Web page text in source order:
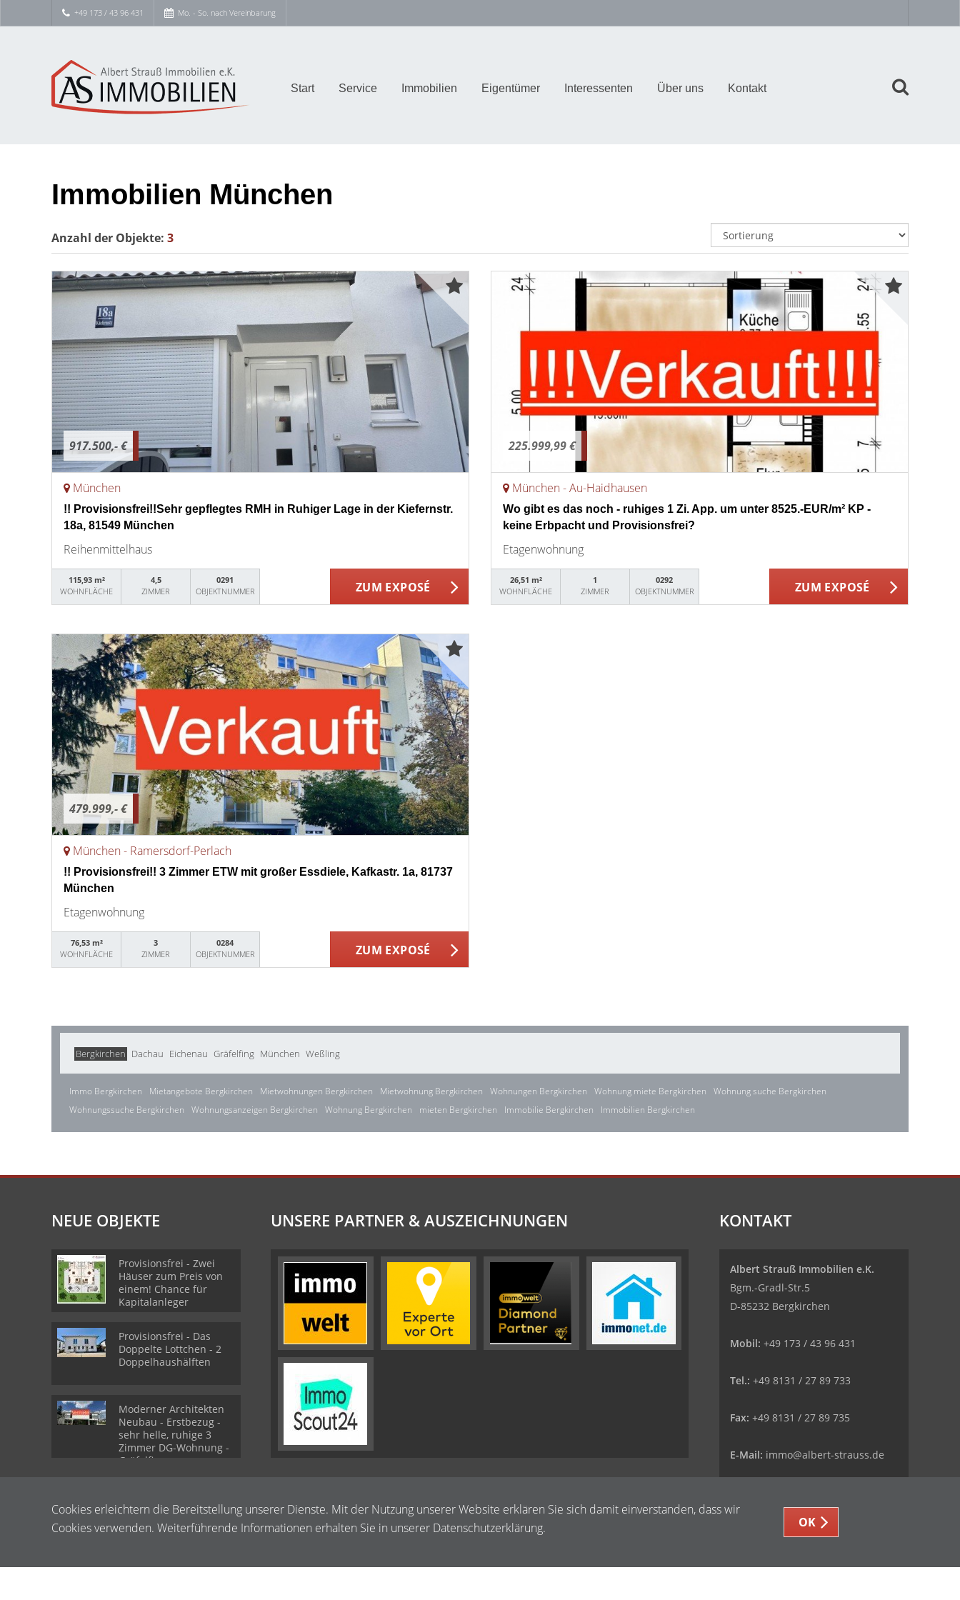
+49 173 / 43 96 431 Mo. - So. nach Vereinbarung
Start Service Immobilien Eigentümer Interessenten Über uns Kontakt
Immobilien München
Anzahl der Objekte: 3
917.500,- €
München
!! Provisionsfrei!!Sehr gepflegtes RMH in Ruhiger Lage in der Kiefernstr.
18a, 81549 München
Reihenmittelhaus
115,93 m²
WOHNFLÄCHE
4,5
ZIMMER
0291
OBJEKTNUMMER
ZUM EXPOSÉ
225.999,99 €
München - Au-Haidhausen
Wo gibt es das noch - ruhiges 1 Zi. App. um unter 8525.-EUR/m² KP -
keine Erbpacht und Provisionsfrei?
Etagenwohnung
26,51 m²
WOHNFLÄCHE
1
ZIMMER
0292
OBJEKTNUMMER
ZUM EXPOSÉ
479.999,- €
München - Ramersdorf-Perlach
!! Provisionsfrei!! 3 Zimmer ETW mit großer Essdiele, Kafkastr. 1a, 81737
München
Etagenwohnung
76,53 m²
WOHNFLÄCHE
3
ZIMMER
0284
OBJEKTNUMMER
ZUM EXPOSÉ
Bergkirchen Dachau Eichenau Gräfelfing München Weßling
Immo Bergkirchen Mietangebote Bergkirchen Mietwohnungen Bergkirchen Mietwohnung Bergkirchen Wohnungen Bergkirchen Wohnung miete Bergkirchen
Wohnung suche Bergkirchen
Wohnungssuche Bergkirchen
Wohnungsanzeigen Bergkirchen Wohnung Bergkirchen mieten Bergkirchen Immobilie Bergkirchen Immobilien Bergkirchen
Cookies erleichtern die Bereitstellung unserer Dienste. Mit der Nutzung unserer Website erklären Sie sich damit einverstanden, dass wir
Cookies verwenden. Weiterführende Informationen erhalten Sie in unserer Datenschutzerklärung.
OK
NEUE OBJEKTE
Provisionsfrei - Zwei
Häuser zum Preis von
einem! Chance für
Kapitalanleger
Provisionsfrei - Das
Doppelte Lottchen - 2
Doppelhaushälften
Moderner Architekten
Neubau - Erstbezug -
sehr helle, ruhige 3
Zimmer DG-Wohnung -
Gräfelfing
UNSERE PARTNER & AUSZEICHNUNGEN KONTAKT
Albert Strauß Immobilien e.K.
Bgm.-Gradl-Str.5
D-85232 Bergkirchen
Mobil: +49 173 / 43 96 431
Tel.: +49 8131 / 27 89 733
Fax: +49 8131 / 27 89 735
E-Mail: immo@albert-strauss.de
Datenschutz